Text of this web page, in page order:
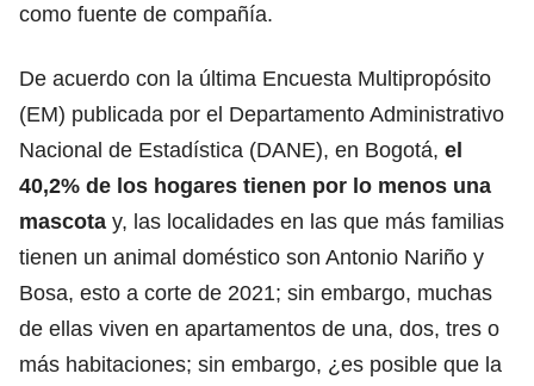
como fuente de compañía.
De acuerdo con la última Encuesta Multipropósito
(EM) publicada por el Departamento Administrativo
Nacional de Estadística (DANE), en Bogotá, el
40,2% de los hogares tienen por lo menos una
mascota y, las localidades en las que más familias
tienen un animal doméstico son Antonio Nariño y
Bosa, esto a corte de 2021; sin embargo, muchas
de ellas viven en apartamentos de una, dos, tres o
más habitaciones; sin embargo, ¿es posible que la